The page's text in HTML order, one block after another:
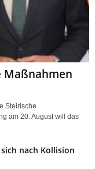
Maßnahmen
Steirische
am 20. August will das
nach Kollision